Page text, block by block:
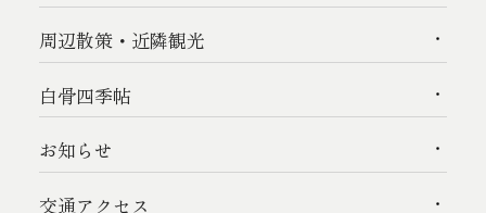
周辺散策・近隣観光
白骨四季帖
お知らせ
交通アクセス